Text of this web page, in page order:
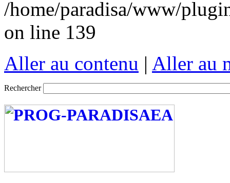
/home/paradisa/www/
on line 139
Aller au contenu | Aller au
Rechercher